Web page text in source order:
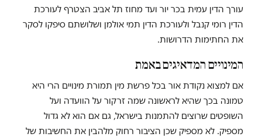
עורך הדין עמית בכר יור ועד מחוז תל אביב הצטרף לעורכת
הדין רומי קנבל ולעורכת הדין תמי אולמן ושלושתם סיפקו לסקר
את החתימות הדרושות.
המינויים המדאיגים באמת
אם למצוא נקודת אור בכל פרשת מין תמורת מינויים הרי היא
טמונה בכך שהיא לראשונה שמה זרקור על הוועדה ועל
השופטים שרוצים להתמנות בישראל, גם אם הוא לא גדול
מספיק. לא מספיק שכן הציבור רחוק מלהבין את החשיבות של